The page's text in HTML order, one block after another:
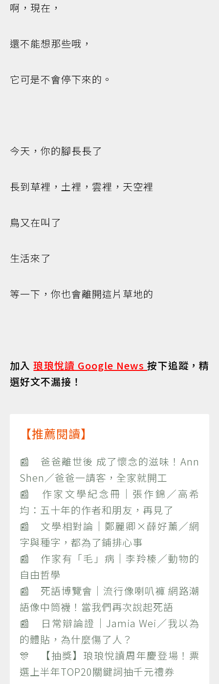
啊，現在，
還不能想那些哦，
它可是不會停下來的。
今天，你的腳長長了
長到草裡，土裡，雲裡，天空裡
鳥又在叫了
生活來了
等一下，你也會離開這片草地的
加入琅琅悅讀 Google News按下追蹤，精
選好文不漏接！
【推薦閱讀】
📰 爸爸離世後 成了懷念的滋味！Ann
Shen／爸爸一請客，全家就開工
📰 作家文學紀念冊｜張作錦／高希
均：五十年的作者和朋友，再見了
📰 文學相對論｜鄭麗卿×薛好薰／網
字與種字，都為了鋪排心事
📰 作家有「毛」病｜李羚榛／動物的
自由哲學
📰 死語博覽會｜流行像喇叭褲 網路潮
語像中筒襪！當我們再次說起死語
📰 日常辯論證｜Jamia Wei／我以為
的體貼，為什麼傷了人？
🎊 【抽獎】琅琅悅讀周年慶登場！票
選上半年TOP20關鍵詞抽千元禮券